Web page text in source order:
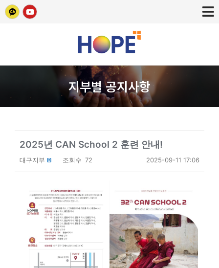
지부별 공지사항
2025년 CAN School 2 훈련 안내!
대구지부 조회수 72 2025-09-11 17:06